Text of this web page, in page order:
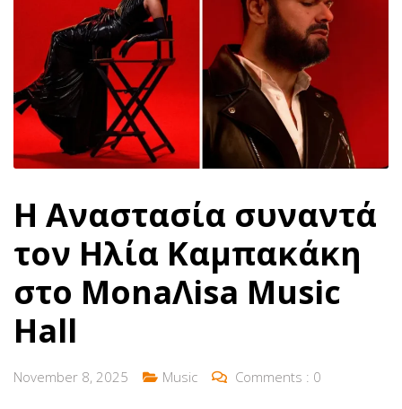
Η Αναστασία συναντά
τον Ηλία Καμπακάκη
στο MonaΛisa Music
Hall
November 8, 2025 Music Comments : 0